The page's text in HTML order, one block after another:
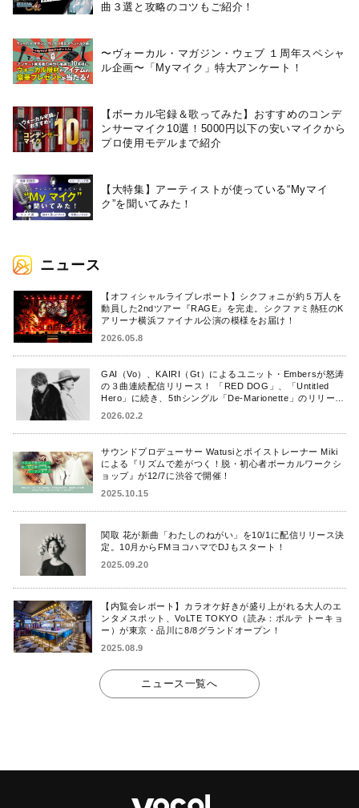
曲３選と攻略のコツもご紹介！
〜ヴォーカル・マガジン・ウェブ １周年スペシャ
ル企画〜「Myマイク」特大アンケート！
【ボーカル宅録＆歌ってみた】おすすめのコンデ
ンサーマイク10選！5000円以下の安いマイクから
プロ使用モデルまで紹介
【大特集】アーティストが使っている“Myマイ
ク”を聞いてみた！
ニュース
【オフィシャルライブレポート】シクフォニが約５万人を
動員した2ndツアー『RAGE』を完走。シクファミ熱狂のK
アリーナ横浜ファイナル公演の模様をお届け！
2026.05.8
GAI（Vo）、KAIRI（Gt）によるユニット・Embersが怒涛
の３曲連続配信リリース！ 「RED DOG」、「Untitled
Hero」に続き、5thシングル「De-Marionette」のリリース
2026.02.2
サウンドプロデューサー Watusiとボイストレーナー Miki
による『リズムで差がつく！脱・初心者ボーカルワークシ
ョップ』が12/7に渋谷で開催！
2025.10.15
関取 花が新曲「わたしのねがい」を10/1に配信リリース決
定。10月からFMヨコハマでDJもスタート！
2025.09.20
【内覧会レポート】カラオケ好きが盛り上がれる大人のエ
ンタメスポット、VoLTE TOKYO（読み：ボルテ トーキョ
ー）が東京・品川に8/8グランドオープン！
2025.08.9
ニュース一覧へ